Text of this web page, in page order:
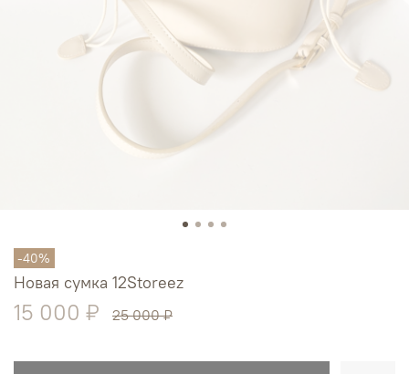
-40%
Новая сумка 12Storeez
15 000 ₽ 25 000 ₽